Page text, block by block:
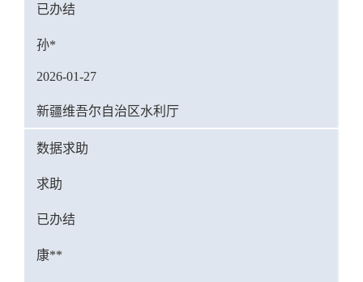
已办结
孙*
2026-01-27
新疆维吾尔自治区水利厅
数据求助
求助
已办结
康**